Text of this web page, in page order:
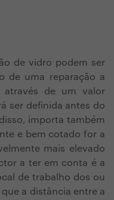
de vidro podem ser
de uma reparação a
através de um valor
ser definida antes do
importa também
e bem cotado for a
mais elevado
a ter em conta é a
de trabalho dos ou
a distância entre a